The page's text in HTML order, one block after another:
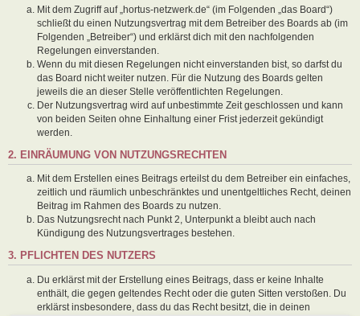
Mit dem Zugriff auf „hortus-netzwerk.de“ (im Folgenden „das Board“)
schließt du einen Nutzungsvertrag mit dem Betreiber des Boards ab (im
Folgenden „Betreiber“) und erklärst dich mit den nachfolgenden
Regelungen einverstanden.
Wenn du mit diesen Regelungen nicht einverstanden bist, so darfst du
das Board nicht weiter nutzen. Für die Nutzung des Boards gelten
jeweils die an dieser Stelle veröffentlichten Regelungen.
Der Nutzungsvertrag wird auf unbestimmte Zeit geschlossen und kann
von beiden Seiten ohne Einhaltung einer Frist jederzeit gekündigt
werden.
2. EINRÄUMUNG VON NUTZUNGSRECHTEN
Mit dem Erstellen eines Beitrags erteilst du dem Betreiber ein einfaches,
zeitlich und räumlich unbeschränktes und unentgeltliches Recht, deinen
Beitrag im Rahmen des Boards zu nutzen.
Das Nutzungsrecht nach Punkt 2, Unterpunkt a bleibt auch nach
Kündigung des Nutzungsvertrages bestehen.
3. PFLICHTEN DES NUTZERS
Du erklärst mit der Erstellung eines Beitrags, dass er keine Inhalte
enthält, die gegen geltendes Recht oder die guten Sitten verstoßen. Du
erklärst insbesondere, dass du das Recht besitzt, die in deinen